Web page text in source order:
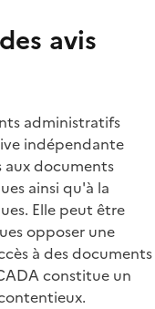
avis
administratifs
indépendante
aux documents
ainsi qu'à la
Elle peut être
opposer une
à des documents
constitue un